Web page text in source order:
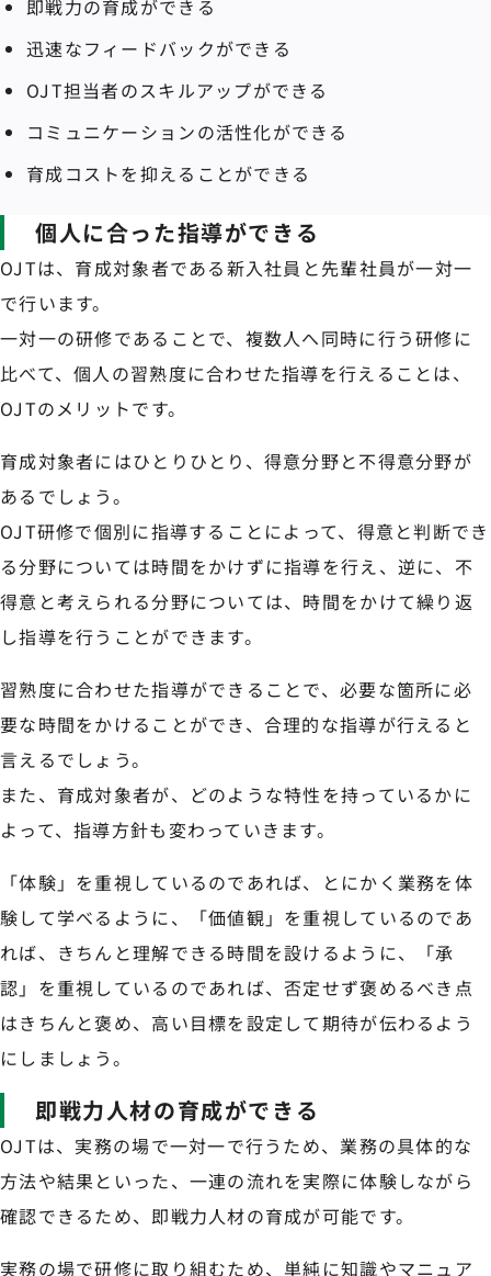
即戦力の育成ができる
迅速なフィードバックができる
OJT担当者のスキルアップができる
コミュニケーションの活性化ができる
育成コストを抑えることができる
個人に合った指導ができる
OJTは、育成対象者である新入社員と先輩社員が一対一
で行います。
一対一の研修であることで、複数人へ同時に行う研修に
比べて、個人の習熟度に合わせた指導を行えることは、
OJTのメリットです。
育成対象者にはひとりひとり、得意分野と不得意分野が
あるでしょう。
OJT研修で個別に指導することによって、得意と判断でき
る分野については時間をかけずに指導を行え、逆に、不
得意と考えられる分野については、時間をかけて繰り返
し指導を行うことができます。
習熟度に合わせた指導ができることで、必要な箇所に必
要な時間をかけることができ、合理的な指導が行えると
言えるでしょう。
また、育成対象者が、どのような特性を持っているかに
よって、指導方針も変わっていきます。
「体験」を重視しているのであれば、とにかく業務を体
験して学べるように、「価値観」を重視しているのであ
れば、きちんと理解できる時間を設けるように、「承
認」を重視しているのであれば、否定せず褒めるべき点
はきちんと褒め、高い目標を設定して期待が伝わるよう
にしましょう。
即戦力人材の育成ができる
OJTは、実務の場で一対一で行うため、業務の具体的な
方法や結果といった、一連の流れを実際に体験しながら
確認できるため、即戦力人材の育成が可能です。
実務の場で研修に取り組むため、単純に知識やマニュア